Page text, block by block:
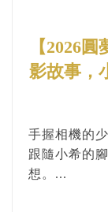
【2026
影故事，
手握相機的
跟隨小希的
想。...